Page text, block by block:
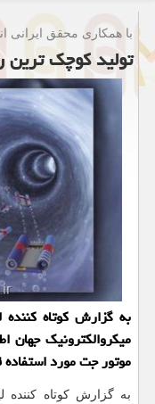
با همكاری محقق ایرانی
تولید كوچك ترین
به گزارش كوتاه
میكروالكترونیك جهان
موتور جت مورد
به گزارش کوتاه کننده